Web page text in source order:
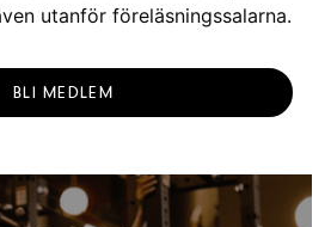
utanför föreläsningssalarna.
BLI MEDLEM